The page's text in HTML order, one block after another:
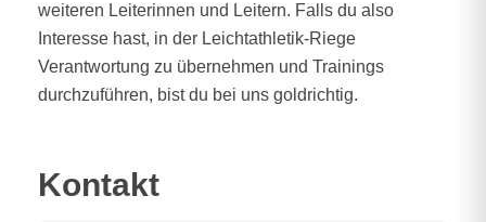
weiteren Leiterinnen und Leitern. Falls du also
Interesse hast, in der Leichtathletik-Riege
Verantwortung zu übernehmen und Trainings
durchzuführen, bist du bei uns goldrichtig.
Kontakt